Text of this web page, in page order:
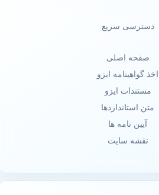
دسترسی سریع
صفحه اصلی
اخذ گواهینامه ایزو
مستندات ایزو
متن استانداردها
آیین نامه ها
نقشه سایت